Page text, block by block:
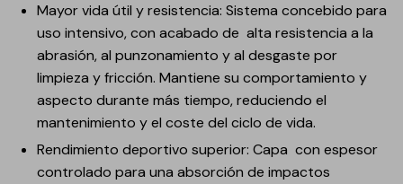
Mayor vida útil y resistencia: Sistema concebido para
uso intensivo, con acabado de alta resistencia a la
abrasión, al punzonamiento y al desgaste por
limpieza y fricción. Mantiene su comportamiento y
aspecto durante más tiempo, reduciendo el
mantenimiento y el coste del ciclo de vida.
Rendimiento deportivo superior: Capa con espesor
controlado para una absorción de impactos